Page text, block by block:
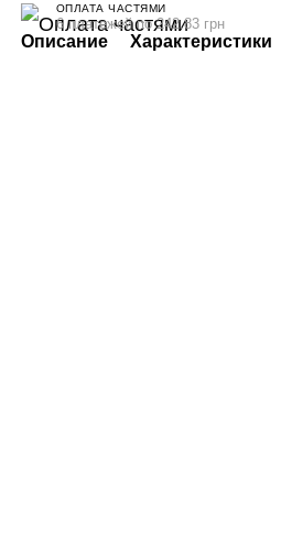
ОПЛАТА ЧАСТЯМИ
6 платежей по 242.83 грн
Описание Характеристики